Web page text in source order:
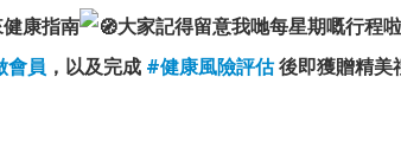
康指南
大家記得留意我哋每星期嘅行程
會員 ，以及完成 #健康風險評估後即獲贈精美